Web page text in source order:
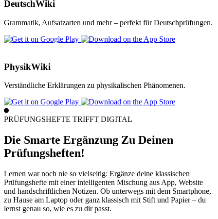
DeutschWiki
Grammatik, Aufsatzarten und mehr – perfekt für Deutschprüfungen.
PhysikWiki
Verständliche Erklärungen zu physikalischen Phänomenen.
PRÜFUNGSHEFTE TRIFFT DIGITAL
Die Smarte Ergänzung Zu Deinen
Prüfungsheften!
Lernen war noch nie so vielseitig: Ergänze deine klassischen
Prüfungshefte mit einer intelligenten Mischung aus App, Website
und handschriftlichen Notizen. Ob unterwegs mit dem Smartphone,
zu Hause am Laptop oder ganz klassisch mit Stift und Papier – du
lernst genau so, wie es zu dir passt.